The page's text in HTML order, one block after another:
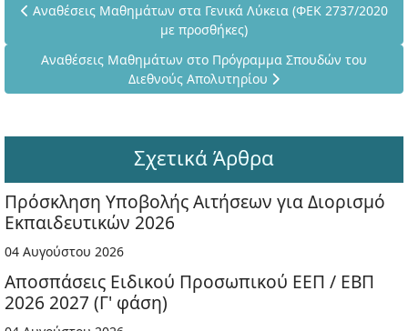
Προηγούμενο άρθρο: Αναθέσεις Μαθημάτων στα Γενικά
Αναθέσεις Μαθημάτων στα Γενικά Λύκεια (ΦΕΚ 2737/2020
με προσθήκες)
Επόμενο άρθρο: Αναθέσεις Μαθημάτων στο Πρόγραμμα
Αναθέσεις Μαθημάτων στο Πρόγραμμα Σπουδών του
Διεθνούς Απολυτηρίου
Σχετικά Άρθρα
Πρόσκληση Υποβολής Αιτήσεων για Διορισμό
Εκπαιδευτικών 2026
04 Αυγούστου 2026
Αποσπάσεις Ειδικού Προσωπικού ΕΕΠ / ΕΒΠ
2026 2027 (Γ' φάση)